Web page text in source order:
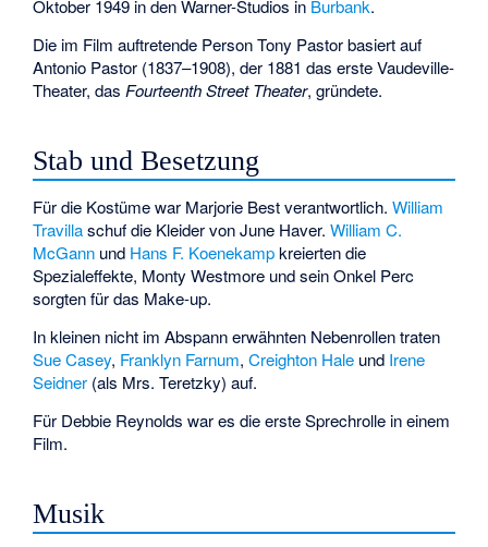
Oktober 1949 in den Warner-Studios in Burbank.
Die im Film auftretende Person Tony Pastor basiert auf
Antonio Pastor (1837–1908), der 1881 das erste Vaudeville-
Theater, das Fourteenth Street Theater, gründete.
Stab und Besetzung
Für die Kostüme war Marjorie Bestverantwortlich.William
Travillaschuf die Kleider von June Haver.William C.
McGann und Hans F. Koenekampkreierten die
Spezialeffekte, Monty Westmore und sein Onkel Perc
sorgten für das Make-up.
In kleinen nicht im Abspann erwähnten Nebenrollen traten
Sue Casey, Franklyn Farnum,Creighton Hale und Irene
Seidner (als Mrs. Teretzky) auf.
Für Debbie Reynolds war es die erste Sprechrolle in einem
Film.
Musik